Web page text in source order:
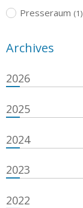
Presseraum (1)
Archives
2026
2025
2024
2023
2022